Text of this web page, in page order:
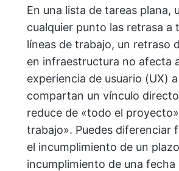
En una lista de tareas plana,
cualquier punto las retrasa a
líneas de trabajo, un retraso
en infraestructura no afecta
experiencia de usuario (UX)
compartan un vínculo
reduce de «todo el
trabajo». Puedes diferenciar
el incumplimiento de un
incumplimiento de una